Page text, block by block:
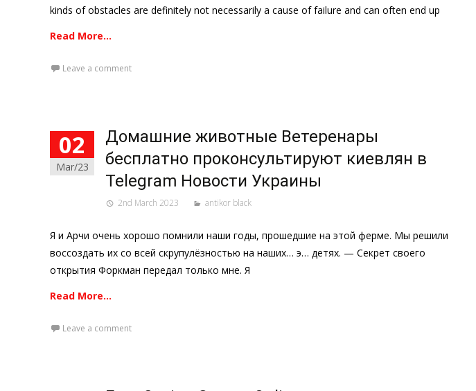
kinds of obstacles are definitely not necessarily a cause of failure and can often end up
Read More…
Leave a comment
02
Mar/23
Домашние животные Ветеренары
бесплатно проконсультируют киевлян в
Telegram Новости Украины
2nd March 2023 antikor black
Я и Арчи очень хорошо помнили наши годы, прошедшие на этой ферме. Мы решили
воссоздать их со всей скрупулёзностью на наших… э… детях. — Секрет своего
открытия Форкман передал только мне. Я
Read More…
Leave a comment